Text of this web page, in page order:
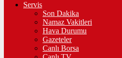
Servis
Son Dakika
Namaz Vakitleri
Hava Durumu
Gazeteler
Canlı Borsa